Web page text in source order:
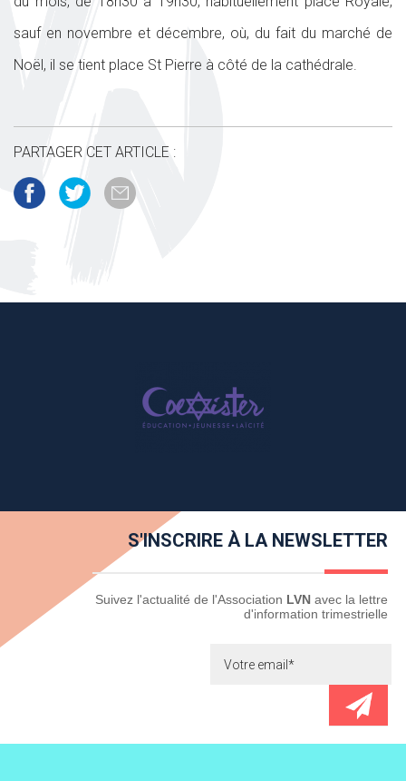
sauf en novembre et décembre, où, du fait du marché de
Noël, il se tient place St Pierre à côté de la cathédrale.
PARTAGER CET ARTICLE :
S'INSCRIRE À LA NEWSLETTER
Newsletter Suivez l'actualité de l'Association LVN avec la lettre
d'information trimestrielle